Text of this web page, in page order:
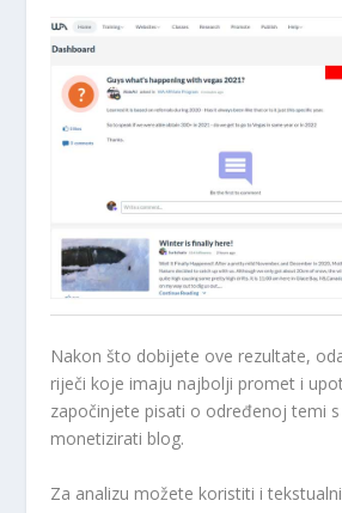
Nakon što dobijete ove rezultate,
riječi koje imaju najbolji promet i
započinjete pisati o određenoj temi
monetizirati blog.
Za analizu možete koristiti i